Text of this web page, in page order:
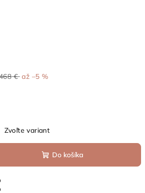
€ až –5 %
Zvoľte variant
Do košíka